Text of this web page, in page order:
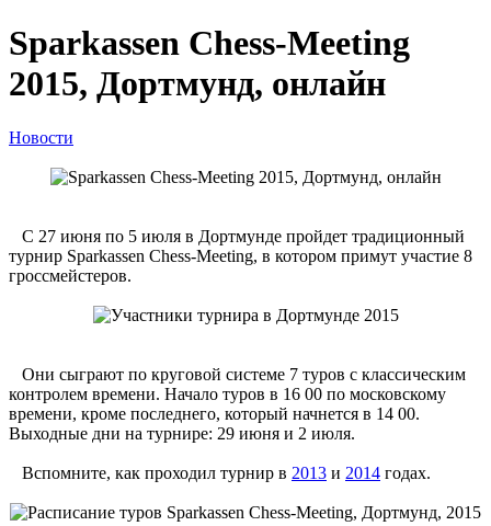
Sparkassen Chess-Meeting
2015, Дортмунд, онлайн
Новости
С 27 июня по 5 июля в Дортмунде пройдет традиционный
турнир Sparkassen Chess-Meeting, в котором примут участие 8
гроссмейстеров.
Они сыграют по круговой системе 7 туров с классическим
контролем времени. Начало туров в 16 00 по московскому
времени, кроме последнего, который начнется в 14 00.
Выходные дни на турнире: 29 июня и 2 июля.
Вспомните, как проходил турнир в 2013 и 2014 годах.